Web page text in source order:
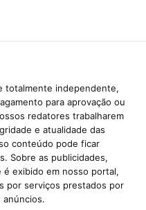
totalmente independente,
para aprovação ou
redatores trabalharem
e atualidade das
conteúdo pode ficar
Sobre as publicidades,
exibido em nosso portal,
por serviços prestados por